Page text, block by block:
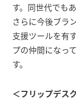
す。同世代でも
さらに今後ブラ
支援ツールを有
プの仲間になっ
す。
＜フリップデス